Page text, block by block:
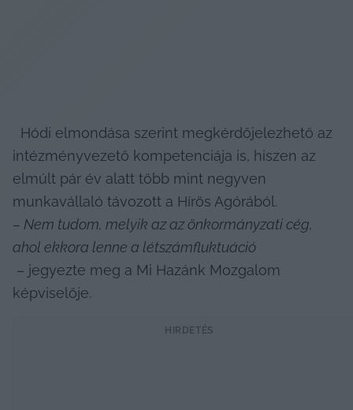
intézményvezető kompetenciája is, hiszen az
elmúlt pár év alatt több mint negyven
munkavállaló távozott a Hírös Agórából.
– Nem tudom, melyik az az önkormányzati cég,
ahol ekkora lenne a létszámfluktuáció
képviselője.
HIRDETÉS